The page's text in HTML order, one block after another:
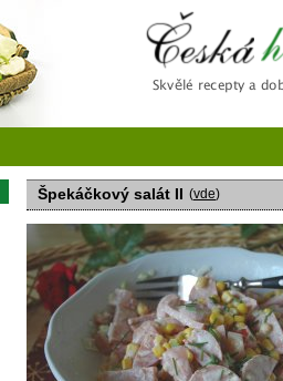
Špekáčkový salát II (vde)